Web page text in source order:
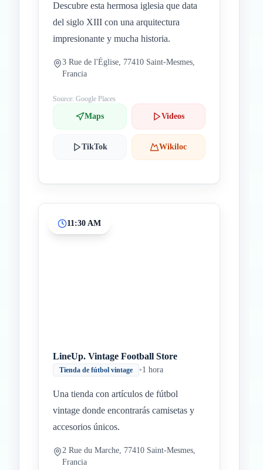
Descubre esta hermosa iglesia que data
del siglo XIII con una arquitectura
impresionante y mucha historia.
3 Rue de l'Église, 77410 Saint-Mesmes,
Francia
Source: Google Places
Maps Videos
TikTok Wikiloc
11:30 AM
LineUp. Vintage Football Store
Tienda de fútbol vintage •1 hora
Una tienda con artículos de fútbol
vintage donde encontrarás camisetas y
accesorios únicos.
2 Rue du Marche, 77410 Saint-Mesmes,
Francia